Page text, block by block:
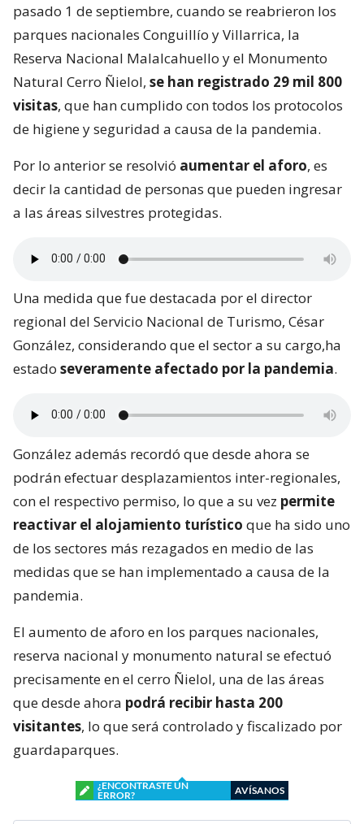
pasado 1 de septiembre, cuando se reabrieron los
parques nacionales Conguillío y Villarrica, la
Reserva Nacional Malalcahuello y el Monumento
Natural Cerro Ñielol, se han registrado 29 mil 800
visitas, que han cumplido con todos los protocolos
de higiene y seguridad a causa de la pandemia.
Por lo anterior se resolvió aumentar el aforo, es
decir la cantidad de personas que pueden ingresar
a las áreas silvestres protegidas.
Una medida que fue destacada por el director
regional del Servicio Nacional de Turismo, César
González, considerando que el sector a su cargo,ha
estado severamente afectado por la pandemia.
González además recordó que desde ahora se
podrán efectuar desplazamientos inter-regionales,
con el respectivo permiso, lo que a su vez permite
reactivar el alojamiento turístico que ha sido uno
de los sectores más rezagados en medio de las
medidas que se han implementado a causa de la
pandemia.
El aumento de aforo en los parques nacionales,
reserva nacional y monumento natural se efectuó
precisamente en el cerro Ñielol, una de las áreas
que desde ahora podrá recibir hasta 200
visitantes, lo que será controlado y fiscalizado por
guardaparques.
¿ENCONTRASTE UN
ERROR?
AVÍSANOS